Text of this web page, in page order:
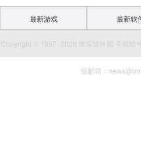
最新游戏 最新软
Copyright © 1997- 2026 华军软件园 手机软
报邮箱：